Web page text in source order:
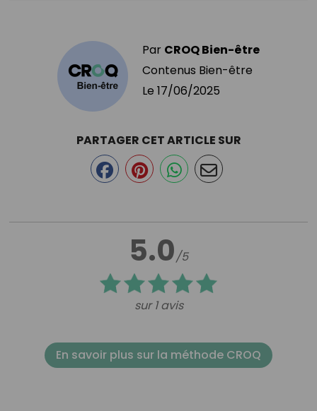
Par CROQ Bien-être
Contenus Bien-être
Le 17/06/2025
5.0/5
sur 1 avis
PARTAGER CET ARTICLE SUR
En savoir plus sur la méthode CROQ